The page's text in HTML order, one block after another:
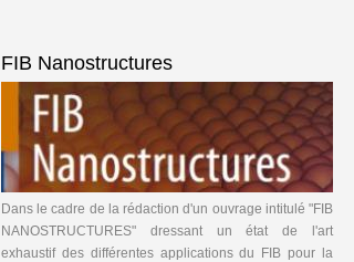
FIB Nanostructures
Dans le cadre de la rédaction d'un ouvrage intitulé "FIB
NANOSTRUCTURES" dressant un état de l'art
exhaustif des différentes applications du FIB pour la